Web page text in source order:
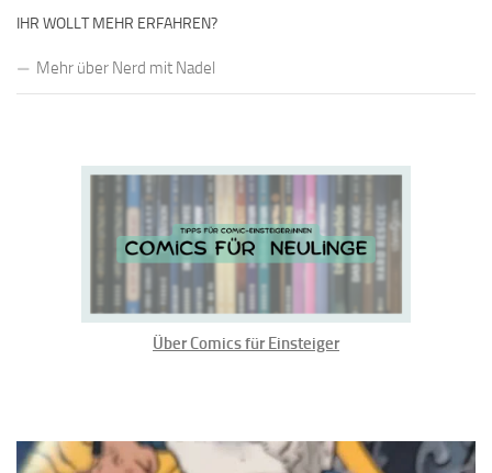
IHR WOLLT MEHR ERFAHREN?
Mehr über Nerd mit Nadel
Über Comics für Einsteiger